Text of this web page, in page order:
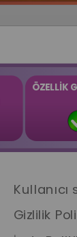
ÖZELLİK
Kullanıcı
Gizlilik